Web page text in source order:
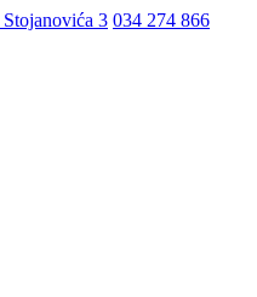
3 034 274 866